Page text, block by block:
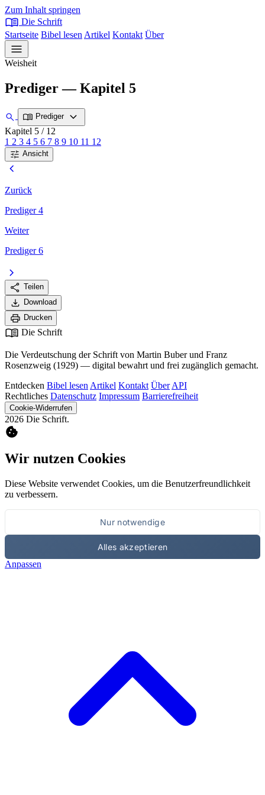
Zum Inhalt springen
menu_book Die Schrift
Startseite Bibel lesen Artikel Kontakt Über
menu
Weisheit
Prediger — Kapitel 5
search menu_book Prediger expand_more
Kapitel 5 / 12
1 2 3 4 5 6 7 8 9 10 11 12
tune Ansicht
chevron_left
Zurück
Prediger 4
Weiter
Prediger 6
chevron_right
share Teilen
download Download
print Drucken
menu_book Die Schrift
Die Verdeutschung der Schrift von Martin Buber und Franz
Rosenzweig (1929) — digital bewahrt und frei zugänglich gemacht.
Entdecken Bibel lesen Artikel Kontakt Über API
Rechtliches Datenschutz Impressum Barrierefreiheit
Cookie-Widerrufen
2026 Die Schrift.
cookie
Wir nutzen Cookies
Diese Website verwendet Cookies, um die Benutzerfreundlichkeit
zu verbessern.
Nur notwendige
Alles akzeptieren
Anpassen